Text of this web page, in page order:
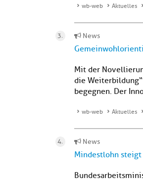
wb-web Aktuelles
News
Mit der
die
begegnen. Der
wb-web Aktuelles
News
Mindestlohn